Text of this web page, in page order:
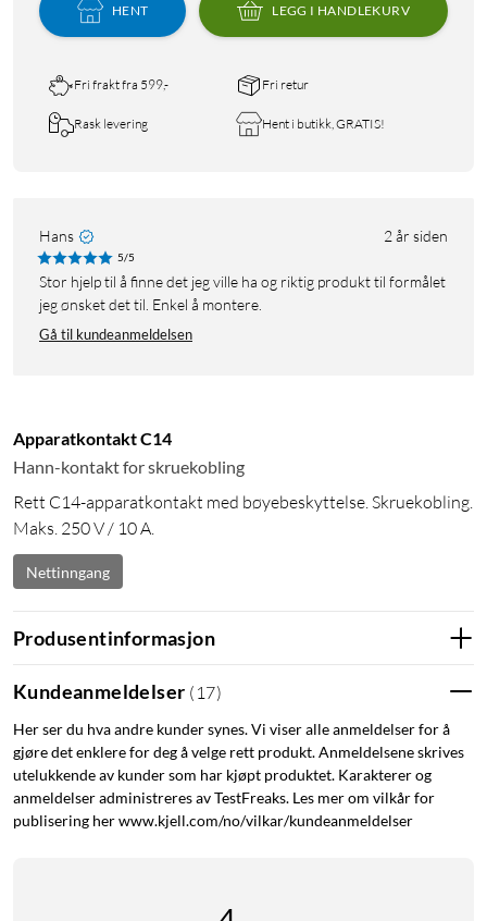
HENT LEGG I HANDLEKURV
Fri frakt fra 599,- Fri retur
Rask levering Hent i butikk, GRATIS!
Hans 2 år siden
5/5
Stor hjelp til å finne det jeg ville ha og riktig produkt til formålet
jeg ønsket det til. Enkel å montere.
Gå til kundeanmeldelsen
Apparatkontakt C14
Hann-kontakt for skruekobling
Rett C14-apparatkontakt med bøyebeskyttelse. Skruekobling.
Maks. 250 V / 10 A.
Nettinngang
Produsentinformasjon
Kundeanmeldelser ( 17)
Her ser du hva andre kunder synes. Vi viser alle anmeldelser for å
gjøre det enklere for deg å velge rett produkt. Anmeldelsene skrives
utelukkende av kunder som har kjøpt produktet. Karakterer og
anmeldelser administreres av TestFreaks. Les mer om vilkår for
publisering her www.kjell.com/no/vilkar/kundeanmeldelser